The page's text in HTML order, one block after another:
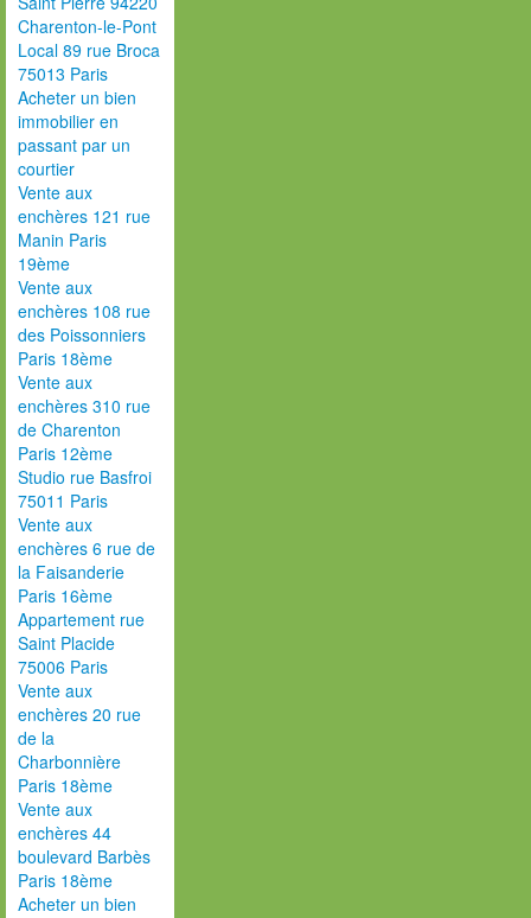
Charenton-le-Pont
Local 89 rue Broca
75013 Paris
Acheter un bien
immobilier en
passant par un
courtier
Vente aux
enchères 121 rue
Manin Paris
19ème
Vente aux
enchères 108 rue
des Poissonniers
Paris 18ème
Vente aux
enchères 310 rue
de Charenton
Paris 12ème
Studio rue Basfroi
75011 Paris
Vente aux
enchères 6 rue de
la Faisanderie
Paris 16ème
Appartement rue
Saint Placide
75006 Paris
Vente aux
enchères 20 rue
de la
Charbonnière
Paris 18ème
Vente aux
enchères 44
boulevard Barbès
Paris 18ème
Acheter un bien